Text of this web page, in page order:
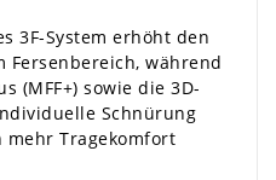
3F-System erhöht den
während
(MFF+) sowie die 3D-
Schnürung
mehr Tragekomfort